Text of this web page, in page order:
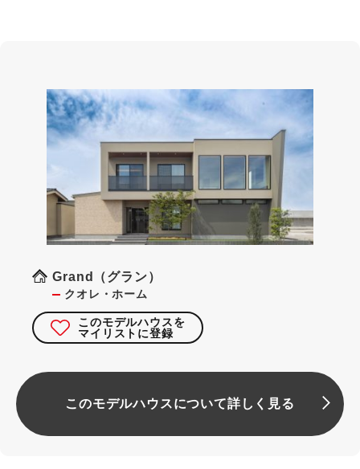
Grand（グラン）
クオレ・ホーム
このモデルハウスを
マイリストに登録
このモデルハウスについて詳しく見る